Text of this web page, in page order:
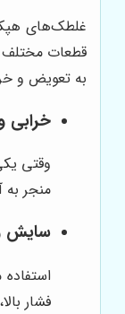
غلطک‌های
قطعات مختلف
به تعویض و
وقتی
منجر
سایش
فشار